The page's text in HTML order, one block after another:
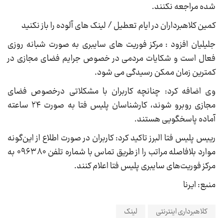
شده مراجعه نکنند.
کمین کلاهبرداران در ایام تعطیل / لینک های آلوده را باز نکنید
جلیلیان افزود : مرکز فوریت های سایبری به صورت شبانه روزی
فعال است و شکایات مردمی در خصوص جرایم فضای مجازی در
کمترین زمان ممکن رسیدگی می شود.
وی اضافه کرد: چنانچه کاربران با مشکلاتی درخصوص فضای
مجازی روبرو شوند، کارشناسان پلیس فتا به صورت ۲۴ ساعته
آماده پاسخگویی هستند.
رییس پلیس فتا البرز تاکید کرد: کاربران در صورت اطلاع از این‌گونه
موارد بلافاصله مراتب را از طریق تماس با شماره تلفن ۰۹۶۳۸۰ به
مرکز فوریت‌های سایبری پلیس فتا اعلام کنند.
منبع: ایرنا
کلاهبرداری اینترنتی لینک